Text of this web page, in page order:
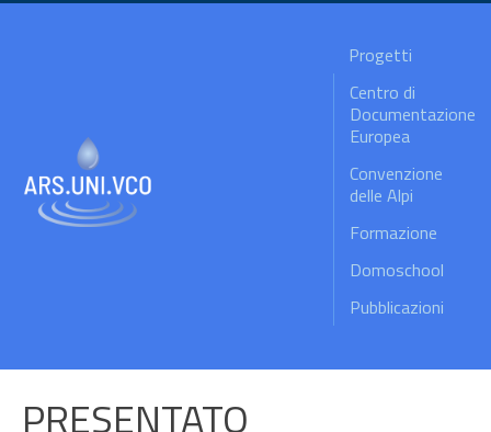
Progetti
Centro di
Documentazione
Europea
Convenzione
delle Alpi
Formazione
Domoschool
Pubblicazioni
PRESENTATO